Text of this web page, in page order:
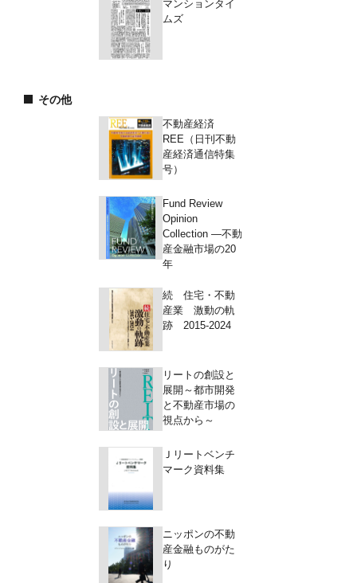
マンションタイ
ムズ
その他
不動産経済
REE（日刊不動
産経済通信特集
号）
Fund Review
Opinion
Collection ―不動
産金融市場の20
年
続 住宅・不動
産業 激動の軌
跡 2015-2024
リートの創設と
展開～都市開発
と不動産市場の
視点から～
Ｊリートベンチ
マーク資料集
ニッポンの不動
産金融ものがた
り